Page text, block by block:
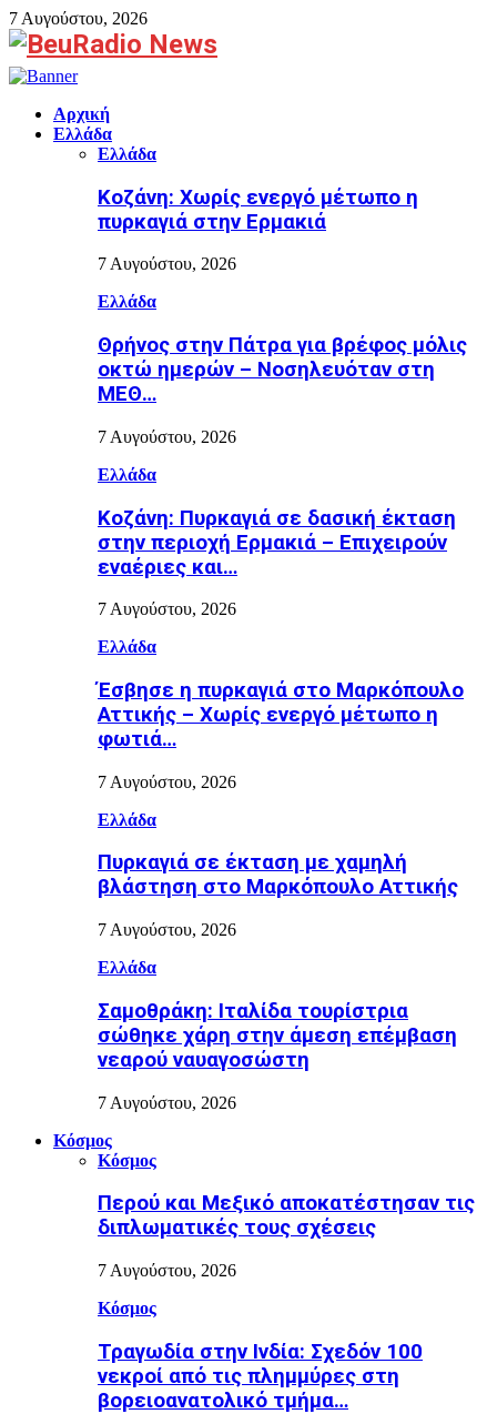
7 Αυγούστου, 2026
Facebook
Αρχική
Ελλάδα
Ελλάδα
Κοζάνη: Χωρίς ενεργό μέτωπο η
πυρκαγιά στην Ερμακιά
7 Αυγούστου, 2026
Ελλάδα
Θρήνος στην Πάτρα για βρέφος μόλις
οκτώ ημερών – Νοσηλευόταν στη
ΜΕΘ…
7 Αυγούστου, 2026
Ελλάδα
Κοζάνη: Πυρκαγιά σε δασική έκταση
στην περιοχή Ερμακιά – Επιχειρούν
εναέριες και…
7 Αυγούστου, 2026
Ελλάδα
Έσβησε η πυρκαγιά στο Μαρκόπουλο
Αττικής – Χωρίς ενεργό μέτωπο η
φωτιά…
7 Αυγούστου, 2026
Ελλάδα
Πυρκαγιά σε έκταση με χαμηλή
βλάστηση στο Μαρκόπουλο Αττικής
7 Αυγούστου, 2026
Ελλάδα
Σαμοθράκη: Ιταλίδα τουρίστρια
σώθηκε χάρη στην άμεση επέμβαση
νεαρού ναυαγοσώστη
7 Αυγούστου, 2026
Κόσμος
Κόσμος
Περού και Μεξικό αποκατέστησαν τις
διπλωματικές τους σχέσεις
7 Αυγούστου, 2026
Κόσμος
Τραγωδία στην Ινδία: Σχεδόν 100
νεκροί από τις πλημμύρες στη
βορειοανατολικό τμήμα…